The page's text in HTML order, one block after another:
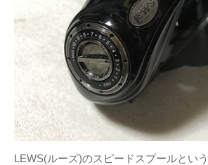
LEWS(ルーズ)のスピードスプールという